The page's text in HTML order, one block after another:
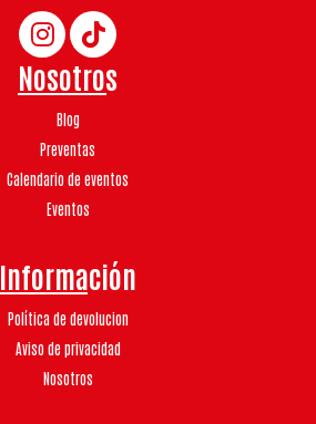
Nosotros
Blog
Preventas
Calendario de eventos
Eventos
Información
Política de devolucion
Aviso de privacidad
Nosotros